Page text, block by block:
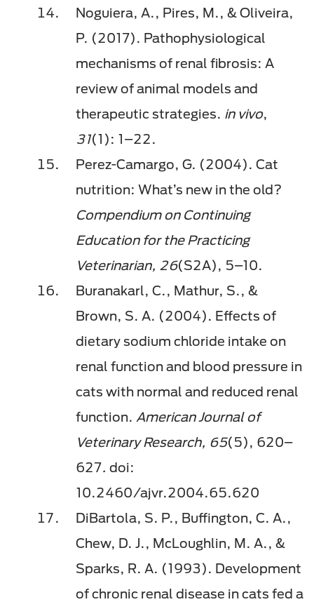
Noguiera, A., Pires, M., & Oliveira,
P. (2017). Pathophysiological
mechanisms of renal fibrosis: A
review of animal models and
therapeutic strategies. in vivo,
31(1): 1–22.
Perez-Camargo, G. (2004). Cat
nutrition: What’s new in the old?
Compendium on Continuing
Education for the Practicing
Veterinarian, 26(S2A), 5–10.
Buranakarl, C., Mathur, S., &
Brown, S. A. (2004). Effects of
dietary sodium chloride intake on
renal function and blood pressure in
cats with normal and reduced renal
function. American Journal of
Veterinary Research, 65(5), 620–
627. doi:
10.2460/ajvr.2004.65.620​
DiBartola, S. P., Buffington, C. A.,
Chew, D. J., McLoughlin, M. A., &
Sparks, R. A. (1993). Development
of chronic renal disease in cats fed a